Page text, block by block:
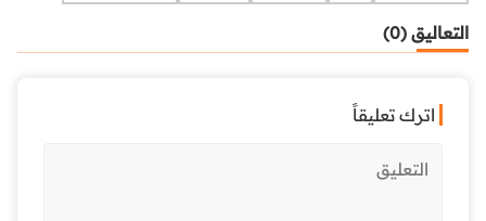
التعاليق (0)
اترك تعليقاً